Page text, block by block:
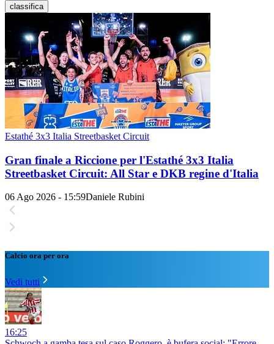
classifica
Estathé 3x3 Italia Streetbasket Circuit
Gran finale a Riccione per l'Estathé 3x3 Italia
Streetbasket Circuit: All Star e DKB regine d'Italia
06 Ago 2026 - 15:59Daniele Rubini
Calcio ora per ora
Vedi tutti
16:25